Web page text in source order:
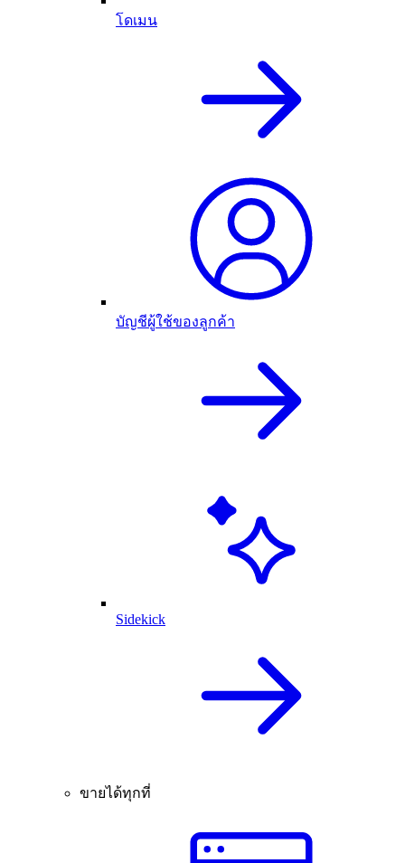
โดเมน
บัญชีผู้ใช้ของลูกค้า
Sidekick
ขายได้ทุกที่